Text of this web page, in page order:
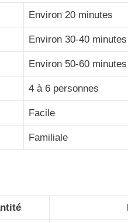
Environ 20 minutes
Environ 30-40 minutes
Environ 50-60 minutes
4 à 6 personnes
Facile
Familiale